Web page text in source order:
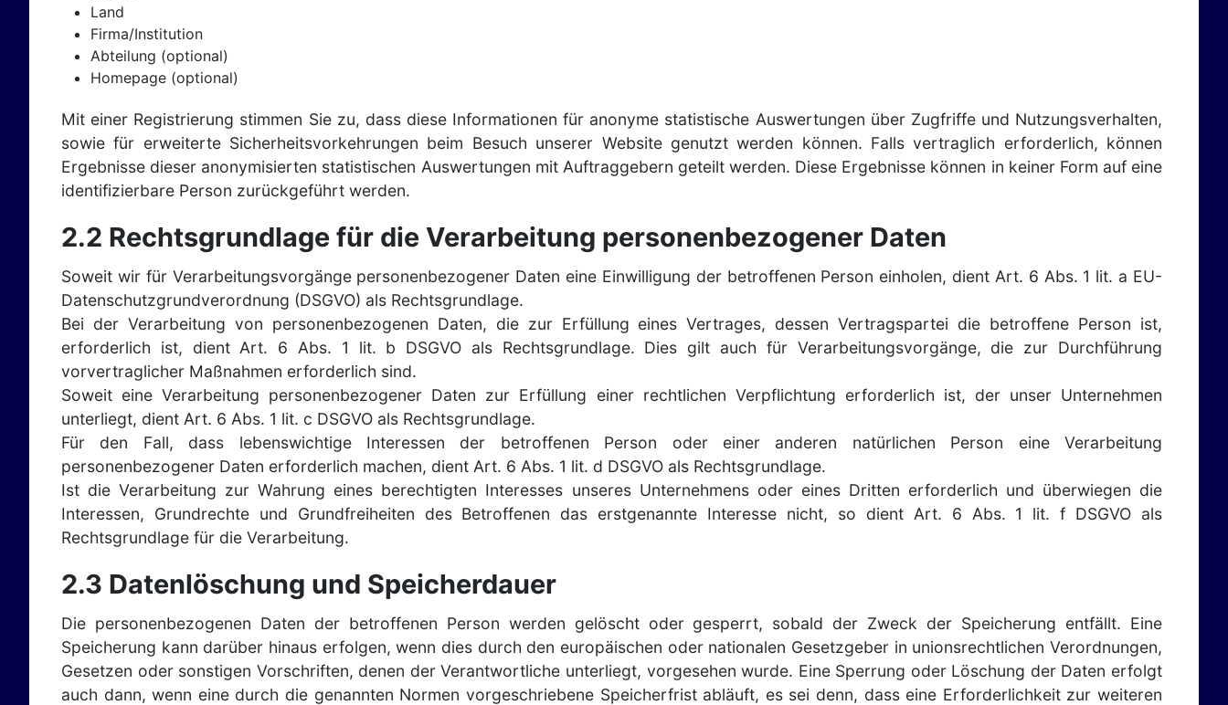
Land
Firma/Institution
Abteilung (optional)
Homepage (optional)
Mit einer Registrierung stimmen Sie zu, dass diese Informationen für anonyme statistische Auswertungen über Zugfriffe und Nutzungsverhalten,
sowie für erweiterte Sicherheitsvorkehrungen beim Besuch unserer Website genutzt werden können. Falls vertraglich erforderlich, können
Ergebnisse dieser anonymisierten statistischen Auswertungen mit Auftraggebern geteilt werden. Diese Ergebnisse können in keiner Form auf eine
identifizierbare Person zurückgeführt werden.
2.2 Rechtsgrundlage für die Verarbeitung personenbezogener Daten
Soweit wir für Verarbeitungsvorgänge personenbezogener Daten eine Einwilligung der betroffenen Person einholen, dient Art. 6 Abs. 1 lit. a EU-
Datenschutzgrundverordnung (DSGVO) als Rechtsgrundlage.
Bei der Verarbeitung von personenbezogenen Daten, die zur Erfüllung eines Vertrages, dessen Vertragspartei die betroffene Person ist,
erforderlich ist, dient Art. 6 Abs. 1 lit. b DSGVO als Rechtsgrundlage. Dies gilt auch für Verarbeitungsvorgänge, die zur Durchführung
vorvertraglicher Maßnahmen erforderlich sind.
Soweit eine Verarbeitung personenbezogener Daten zur Erfüllung einer rechtlichen Verpflichtung erforderlich ist, der unser Unternehmen
unterliegt, dient Art. 6 Abs. 1 lit. c DSGVO als Rechtsgrundlage.
Für den Fall, dass lebenswichtige Interessen der betroffenen Person oder einer anderen natürlichen Person eine Verarbeitung
personenbezogener Daten erforderlich machen, dient Art. 6 Abs. 1 lit. d DSGVO als Rechtsgrundlage.
Ist die Verarbeitung zur Wahrung eines berechtigten Interesses unseres Unternehmens oder eines Dritten erforderlich und überwiegen die
Interessen, Grundrechte und Grundfreiheiten des Betroffenen das erstgenannte Interesse nicht, so dient Art. 6 Abs. 1 lit. f DSGVO als
Rechtsgrundlage für die Verarbeitung.
2.3 Datenlöschung und Speicherdauer
Die personenbezogenen Daten der betroffenen Person werden gelöscht oder gesperrt, sobald der Zweck der Speicherung entfällt. Eine
Speicherung kann darüber hinaus erfolgen, wenn dies durch den europäischen oder nationalen Gesetzgeber in unionsrechtlichen Verordnungen,
Gesetzen oder sonstigen Vorschriften, denen der Verantwortliche unterliegt, vorgesehen wurde. Eine Sperrung oder Löschung der Daten erfolgt
auch dann, wenn eine durch die genannten Normen vorgeschriebene Speicherfrist abläuft, es sei denn, dass eine Erforderlichkeit zur weiteren